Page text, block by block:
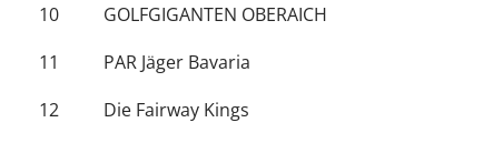
10
GOLFGIGANTEN OBERAICH
11
PAR Jäger Bavaria
12
Die Fairway Kings